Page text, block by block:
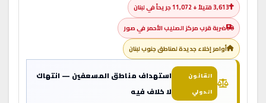
3,613 قتيلاً + 11,072 جريحاً في لبنان
ضربة قرب مركز الصليب الأحمر في صور
أوامر إخلاء جديدة لمناطق جنوب لبنان
القانون
استهداف مناطق المسعفين — انتهاك
لا خلاف فيه